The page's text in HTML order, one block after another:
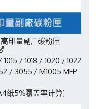
高印量副厂碳粉匣
/ 1018 / 1020 / 1022
/ 3055 / M1005 MFP
纸5%覆盖率计算)